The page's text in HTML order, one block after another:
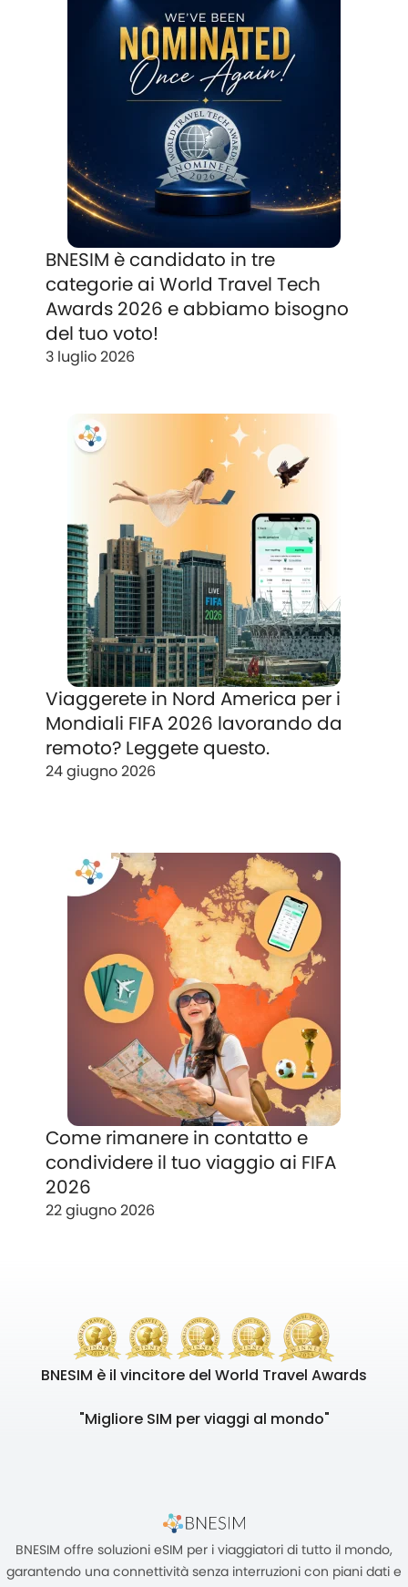
BNESIM è candidato in tre
categorie ai World Travel Tech
Awards 2026 e abbiamo bisogno
del tuo voto!
3 luglio 2026
Viaggerete in Nord America per i
Mondiali FIFA 2026 lavorando da
remoto? Leggete questo.
24 giugno 2026
Come rimanere in contatto e
condividere il tuo viaggio ai FIFA
2026
22 giugno 2026
BNESIM è il vincitore del World Travel Awards
"Migliore SIM per viaggi al mondo"
BNESIM offre soluzioni eSIM per i viaggiatori di tutto il mondo,
garantendo una connettività senza interruzioni con piani dati e